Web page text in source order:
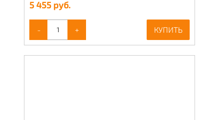
5 455 руб.
- + КУПИТЬ